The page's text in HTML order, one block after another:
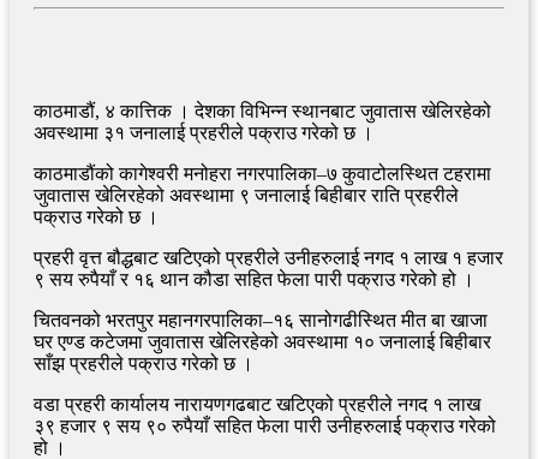
काठमाडौं, ४ कात्तिक । देशका विभिन्न स्थानबाट जुवातास खेलिरहेको
अवस्थामा ३१ जनालाई प्रहरीले पक्राउ गरेको छ ।
काठमाडौंको कागेश्वरी मनोहरा नगरपालिका–७ कुवाटोलस्थित टहरामा
जुवातास खेलिरहेको अवस्थामा ९ जनालाई बिहीबार राति प्रहरीले
पक्राउ गरेको छ ।
प्रहरी वृत्त बौद्धबाट खटिएको प्रहरीले उनीहरुलाई नगद १ लाख १ हजार
९ सय रुपैयाँ र १६ थान कौडा सहित फेला पारी पक्राउ गरेको हो ।
चितवनको भरतपुर महानगरपालिका–१६ सानोगढीस्थित मीत बा खाजा
घर एण्ड कटेजमा जुवातास खेलिरहेको अवस्थामा १० जनालाई बिहीबार
साँझ प्रहरीले पक्राउ गरेको छ ।
वडा प्रहरी कार्यालय नारायणगढबाट खटिएको प्रहरीले नगद १ लाख
३९ हजार ९ सय ९० रुपैयाँ सहित फेला पारी उनीहरुलाई पक्राउ गरेको
हो ।